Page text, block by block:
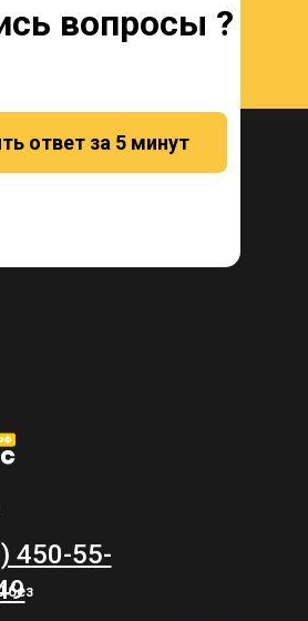
ответ за 5 минут
вопросы ?
450-55-
без